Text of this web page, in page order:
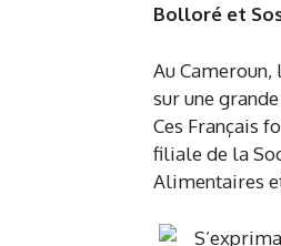
Bolloré et
Au
sur une
Ces Français
filiale de la
Alimentaires